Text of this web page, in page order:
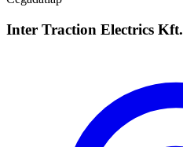
Inter Traction Electrics Kft.